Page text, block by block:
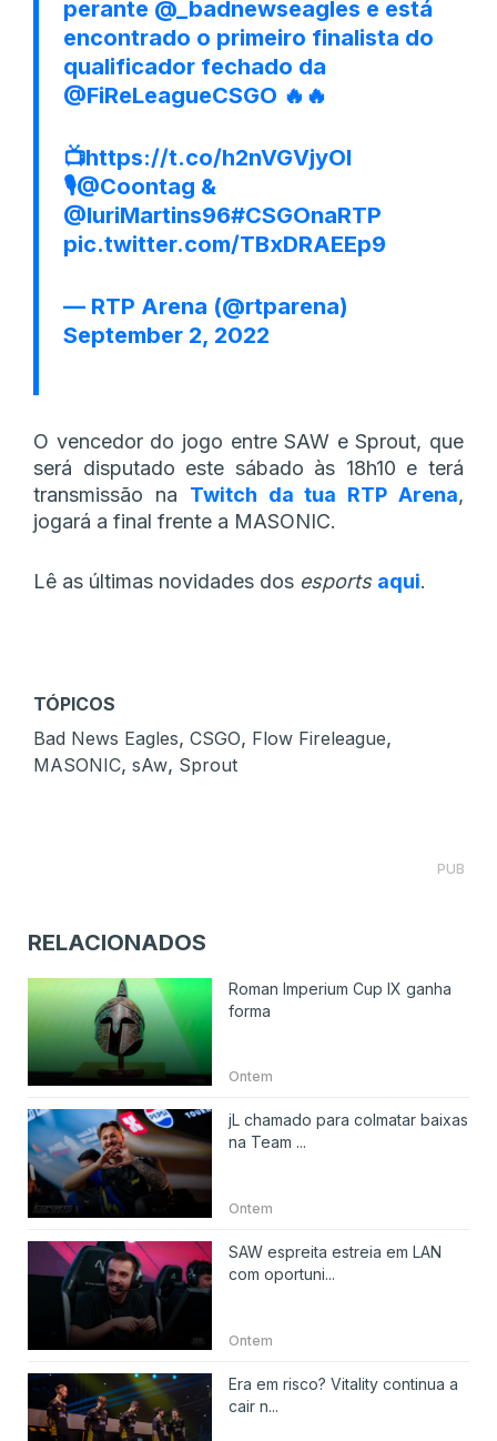
perante @_badnewseagles e está
encontrado o primeiro finalista do
qualificador fechado da
@FiReLeagueCSGO 🔥🔥
📺https://t.co/h2nVGVjyOI
🎙️@Coontag &
@IuriMartins96#CSGOnaRTP
pic.twitter.com/TBxDRAEEp9
— RTP Arena (@rtparena)
September 2, 2022
O vencedor do jogo entre SAW e Sprout, que
será disputado este sábado às 18h10 e terá
transmissão na Twitch da tua RTP Arena,
jogará a final frente a MASONIC.
Lê as últimas novidades dos esports aqui.
TÓPICOS
Bad News Eagles, CSGO, Flow Fireleague,
MASONIC, sAw, Sprout
PUB
RELACIONADOS
Roman Imperium Cup IX ganha
forma
Ontem
jL chamado para colmatar baixas
na Team ...
Ontem
SAW espreita estreia em LAN
com oportuni...
Ontem
Era em risco? Vitality continua a
cair n...